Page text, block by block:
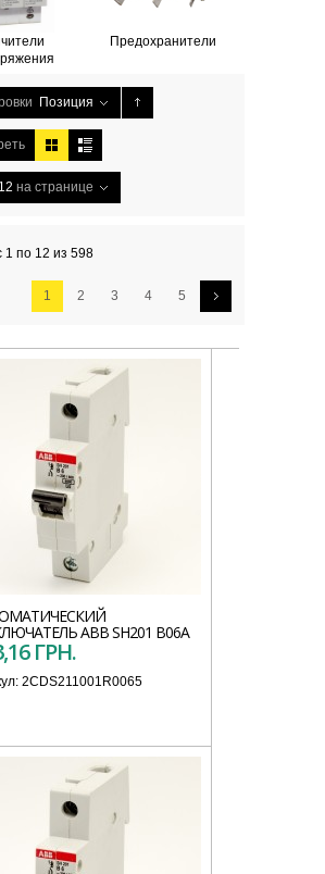
Предохранители
Позиция
12 на странице
1 по 12 из 598
1 2 3 4 5
АВВ SH201 B06A
ГРН.
2CDS211001R0065